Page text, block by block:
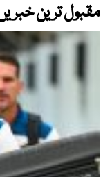
مقبول ترین